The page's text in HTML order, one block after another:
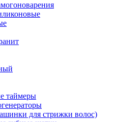
таймеры
для стрижки волос)